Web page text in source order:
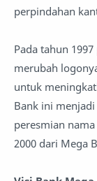
perpindahan
Pada tahun
merubah
untuk
Bank ini
peresmian
2000 dari Mega